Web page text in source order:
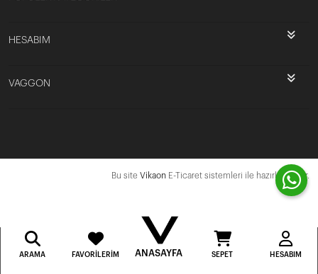
HESABIM
VAGGON
Bu site Vikaon E-Ticaret sistemleri ile hazırlanmıştır.
ARAMA FAVORILERIM ANASAYFA SEPET HESABIM